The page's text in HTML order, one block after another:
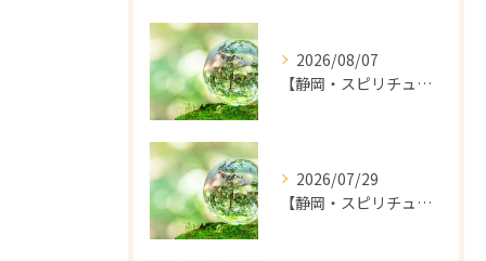
2026/08/07
【静岡・スピリチュアル】こんなことがありました。｜霊視鑑定：コーラルサンゴ
2026/07/29
【静岡・スピリチュアル】前世の時代の怨念がこの世で悪さをする。｜霊視鑑定：コーラルサンゴ